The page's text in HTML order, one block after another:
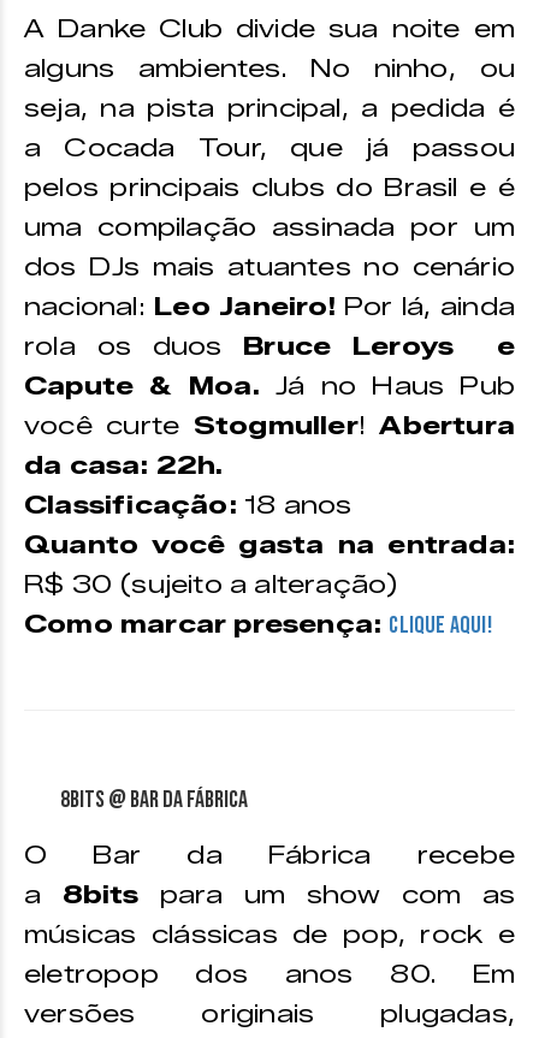
A Danke Club divide sua noite em
alguns ambientes. No ninho, ou
seja, na pista principal, a pedida é
a Cocada Tour, que já passou
pelos principais clubs do Brasil e é
uma compilação assinada por um
dos DJs mais atuantes no cenário
nacional: Leo Janeiro! Por lá, ainda
rola os duos Bruce Leroys e
Capute & Moa. Já no Haus Pub
você curte Stogmuller!Abertura
da casa: 22h.
Classificação: 18 anos
Quanto você gasta na entrada:
R$ 30 (sujeito a alteração)
Como marcar presença: CLIQUE AQUI!
8Bits @ Bar da Fábrica
O Bar da Fábrica recebe
a 8bits para um show com as
músicas clássicas de pop, rock e
eletropop dos anos 80. Em
versões originais plugadas,